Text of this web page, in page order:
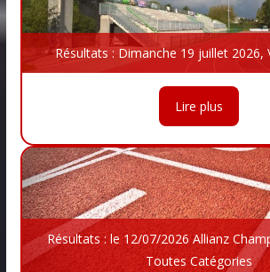
Résultats : Dimanche 19 juillet 2026,
Lire plus
Résultats : le 12/07/2026 Allianz
Toutes Catégories